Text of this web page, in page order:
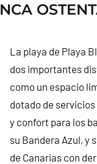
La playa de Playa
dos importantes
como un espacio
dotado de
y confort para los
su Bandera Azul, y
de Canarias con